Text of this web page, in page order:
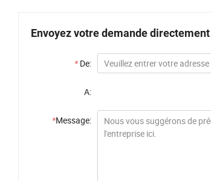
Envoyez votre demande
* De:
A:
*Message: